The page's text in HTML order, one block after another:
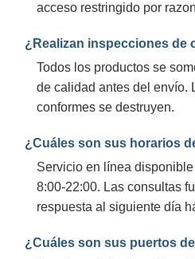
acceso restringido por
¿Realizan inspecciones de
Todos los productos se
de calidad antes del envío.
conformes se destruyen.
¿Cuáles son sus horarios
Servicio en línea
8:00-22:00. Las consultas
respuesta al siguiente día
¿Cuáles son sus puertos